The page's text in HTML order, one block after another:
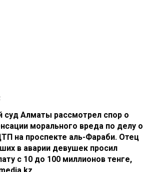
суд Алматы рассмотрел спор о
морального вреда по делу о
на проспекте аль-Фараби. Отец
в аварии девушек просил
с 10 до 100 миллионов тенге,